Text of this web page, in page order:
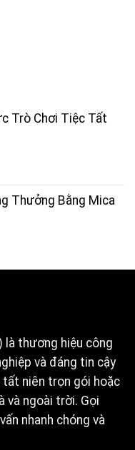
Trò Chơi Tiệc Tất
Thưởng Bằng Mica
thương hiệu công
và đáng tin cậy
niên trọn gói hoặc
và ngoài trời. Gọi
nhanh chóng và